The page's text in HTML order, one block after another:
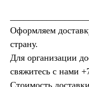
Оформляем
страну.
Для организации
свяжитесь с нами ‪